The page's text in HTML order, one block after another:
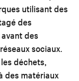
utilisant des
des
des
sociaux.
déchets,
des matériaux